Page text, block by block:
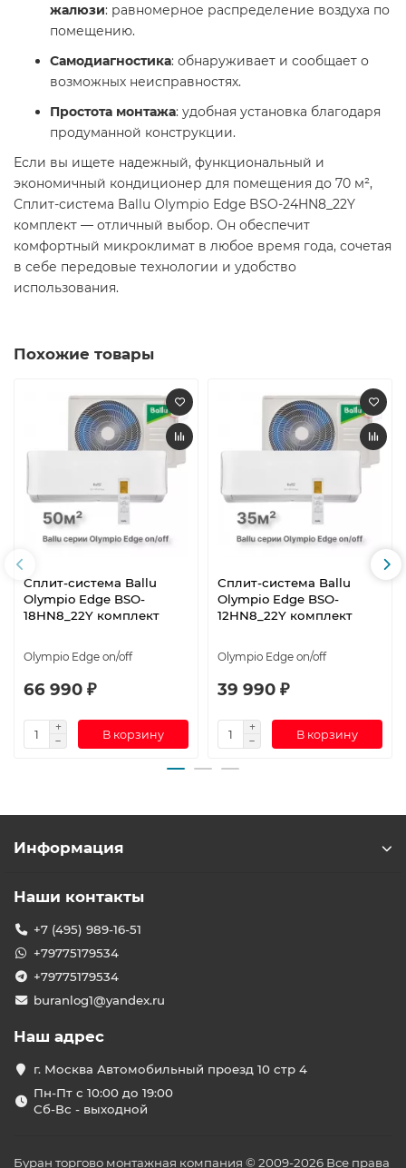
жалюзи: равномерное распределение воздуха по
помещению.
Самодиагностика: обнаруживает и сообщает о
возможных неисправностях.
Простота монтажа: удобная установка благодаря
продуманной конструкции.​
Если вы ищете надежный, функциональный и
экономичный кондиционер для помещения до 70 м²,
Сплит-система Ballu Olympio Edge BSO-24HN8_22Y
комплект — отличный выбор. Он обеспечит
комфортный микроклимат в любое время года, сочетая
в себе передовые технологии и удобство
использования.​
Похожие товары
Сплит-система Ballu
Olympio Edge BSO-
18HN8_22Y комплект
Olympio Edge on/off
66 990 ₽
В корзину
Сплит-система Ballu
Olympio Edge BSO-
12HN8_22Y комплект
Olympio Edge on/off
39 990 ₽
В корзину
Информация
Наши контакты
+7 (495) 989-16-51
+79775179534
+79775179534
buranlog1@yandex.ru
Наш адрес
г. Москва Автомобильный проезд 10 стр 4
Пн-Пт с 10:00 до 19:00
Сб-Вс - выходной
Буран торгово монтажная компания © 2009-2026 Все права